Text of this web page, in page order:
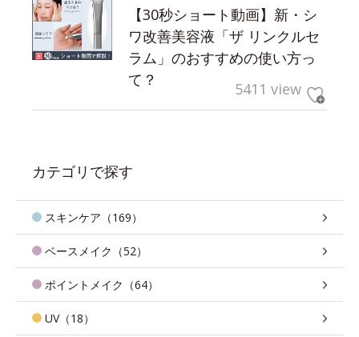
【30秒ショート動画】新・シ
ワ改善美容液「ザ リンクルセ
ラム」のおすすめの使い方っ
て？
5411 view
カテゴリで探す
スキンケア（169）
ベースメイク（52）
ポイントメイク（64）
UV（18）